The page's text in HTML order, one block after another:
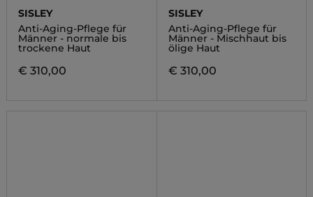
SISLEY
Anti-Aging-Pflege für
Männer - normale bis
trockene Haut
€ 310,00
SISLEY
Anti-Aging-Pflege für
Männer - Mischhaut bis
ölige Haut
€ 310,00